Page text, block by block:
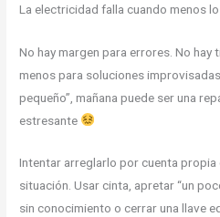
La electricidad falla cuando menos lo
No hay margen para errores. No hay
menos para soluciones
pequeño”, mañana puede ser una
estresante
Intentar arreglarlo por cuenta propia
situación. Usar cinta, apretar “un
sin conocimiento o cerrar una llave